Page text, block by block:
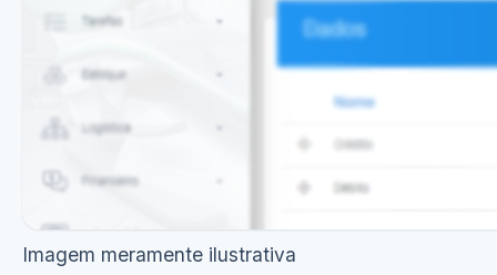
Imagem meramente ilustrativa